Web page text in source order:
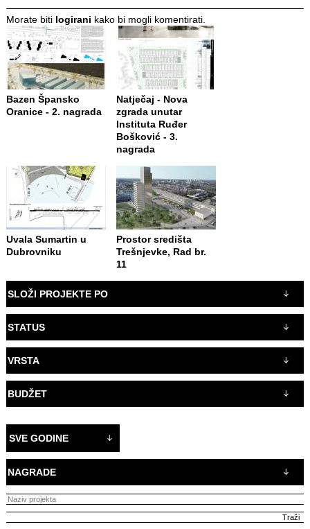
Morate biti logirani kako bi mogli komentirati.
Bazen Špansko
Oranice - 2. nagrada
Natječaj - Nova
zgrada unutar
Instituta Ruđer
Bošković - 3.
nagrada
Uvala Sumartin u
Dubrovniku
Prostor središta
Trešnjevke, Rad br.
11
SLOŽI PROJEKTE PO
STATUS
VRSTA
BUDŽET
SVE GODINE
NAGRADE